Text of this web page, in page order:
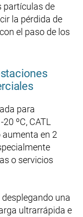
partículas de
la pérdida de
el paso de los
para
ºC, CATL
en 2
o servicios
una
ultrarrápida e